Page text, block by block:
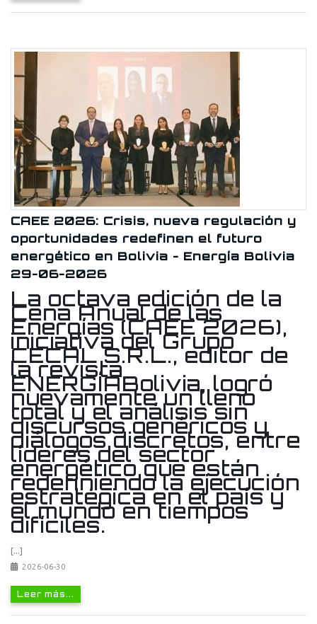
CAEE 2026: Crisis, nueva regulación y
oportunidades redefinen el futuro
energético en Bolivia - Energía Bolivia
29-06-2026
La octava edición de la
Cena Anual de las
Energías (CAEE 2026),
iniciativa del Grupo
CECAL S.R.L., editor de
la revista
ENERGÍABolivia, logró
nuevamente un lleno
total y el análisis sin
discursos genéricos y
diálogos discretos, entre
líderes del sector
energético que están
redefiniendo la ejecución
estratégica en el país y
el mundo en tiempos
difíciles.
[...]
2026-06-30
Leer más...